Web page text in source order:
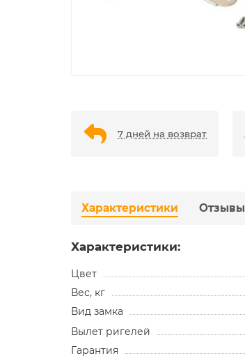
7 дней на возврат
Характеристики Отзывы
Характеристики:
Цвет
Вес, кг
Вид замка
Вылет ригелей
Гарантия